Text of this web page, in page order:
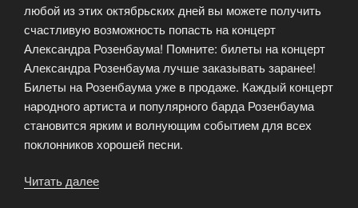
любой из этих октябрьских дней вы можете получить
счастливую возможность попасть на концерт
Александра Розенбаума! Помните: билеты на концерт
Александра Розенбаума лучше заказывать заранее!
Билеты на Розенбаума уже в продаже. Каждый концерт
народного артиста и популярного барда Розенбаума
становится ярким и волнующим событием для всех
поклонников хорошей песни.
Читать далее